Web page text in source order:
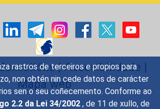
rastros de terceiros e propios para
non obtén nin cede datos de carácter
sen o seu coñecemento. Conforme ao
2.2 da Lei 34/2002 , de 11 de xullo, de
|Accesibilidade |
Mapa web